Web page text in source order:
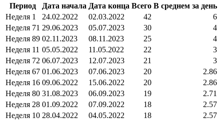
Период Дата начала Дата конца Всего В среднем за день
Неделя 1
24.02.2022 02.03.2022 42
6
Неделя 71 29.06.2023 05.07.2023 30
4
Неделя 89 02.11.2023 08.11.2023 25
4
Неделя 11 05.05.2022 11.05.2022 22
3
Неделя 72 06.07.2023 12.07.2023 21
3
Неделя 67 01.06.2023 07.06.2023 20
2.86
Неделя 16 09.06.2022 15.06.2022 20
2.86
Неделя 80 31.08.2023 06.09.2023 19
2.71
Неделя 28 01.09.2022 07.09.2022 18
2.57
Неделя 10 28.04.2022 04.05.2022 18 2.57